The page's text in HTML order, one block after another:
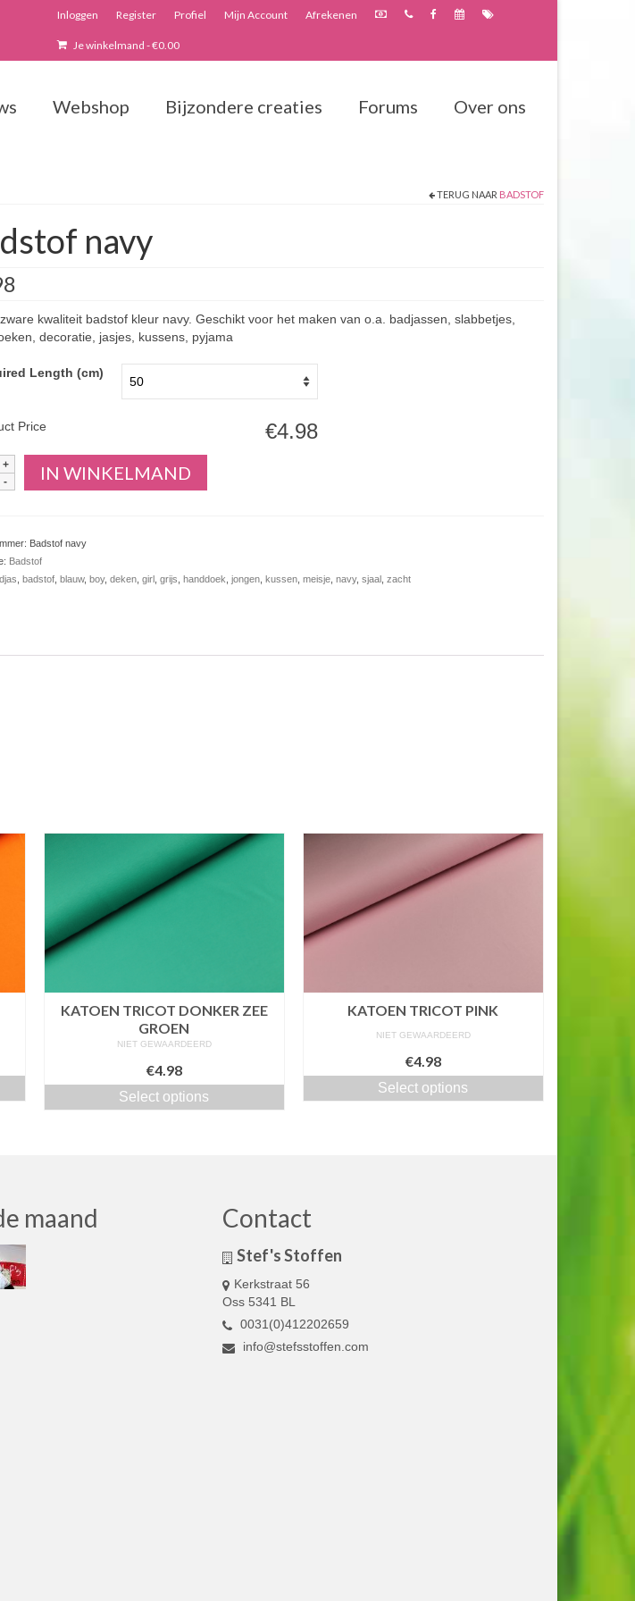
Inloggen Register Profiel Mijn Account Afrekenen
Je winkelmand -€0.00
Webshop Bijzondere creaties Forums Over ons
TERUG NAAR BADSTOF
navy
kwaliteit badstof kleur navy. Geschikt voor het maken van o.a. badjassen, slabbetjes,
decoratie, jasjes, kussens, pyjama
Length (cm)
Price €4.98
IN WINKELMAND
Badstof navy
Badstof
badstof, blauw, boy, deken, girl, grijs handdoek jongen, kussen, meisje, navy, sjaal, zacht
KATOEN TRICOT DONKER ZEE
GROEN
NIET GEWAARDEERD
€4.98
Select options
KATOEN TRICOT PINK
NIET GEWAARDEERD
€4.98
Select options
maand Contact
Stef's Stoffen
Kerkstraat 56
Oss 5341 BL
0031(0)412202659
info@stefsstoffen.com